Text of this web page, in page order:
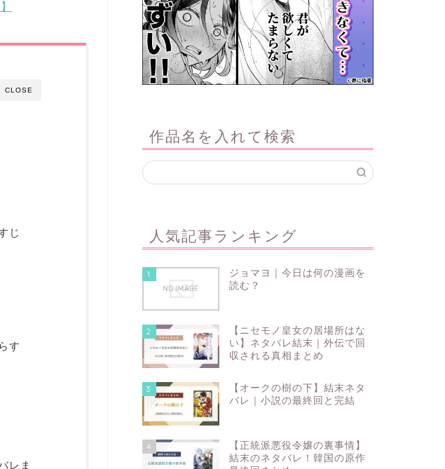
CLOSE
じ
す
レま
作品名を入れて検索
人気記事ランキング
1
ジョマヨ｜今日は何の漫画を
読む？
2
【ニセモノ皇女の居場所はな
い】ネタバレ結末｜外伝で回
収される真相まとめ
3
【オークの樹の下】結末ネタ
バレ｜小説の最終回と完結
4
【正統派悪役令嬢の裏事情】
結末のネタバレ！韓国の原作